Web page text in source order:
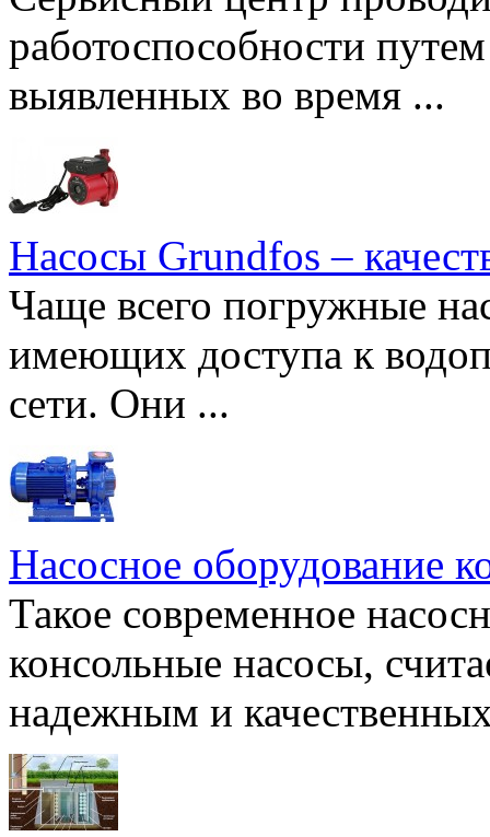
работоспособности
выявленных во время ...
Насосы Grundfos –
Чаще всего погружные
имеющих доступа к
сети. Они ...
Насосное оборудование
Такое современное
консольные насосы,
надежным и